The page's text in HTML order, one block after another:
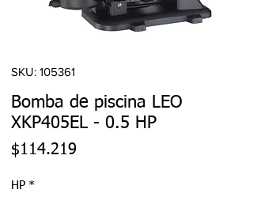
SKU: 105361
Bomba de piscina LEO
XKP405EL - 0.5 HP
$114.219
HP *